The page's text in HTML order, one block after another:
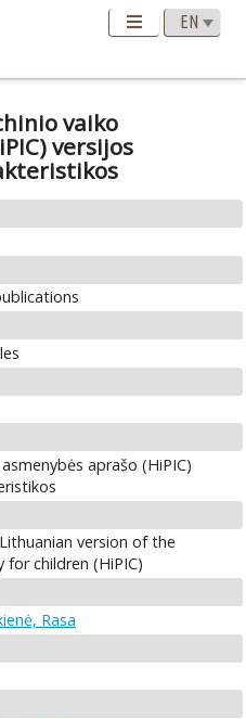
vaiko
versijos
aprašo (HiPIC)
version of the
for children (HiPIC)
Rasa